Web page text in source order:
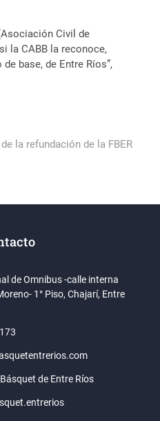
Civil de
la CABB la reconoce,
base, de Entre Ríos”,
la refundación de la FBER
de Omnibus -calle interna
1° Piso, Chajarí, Entre
de Entre Ríos